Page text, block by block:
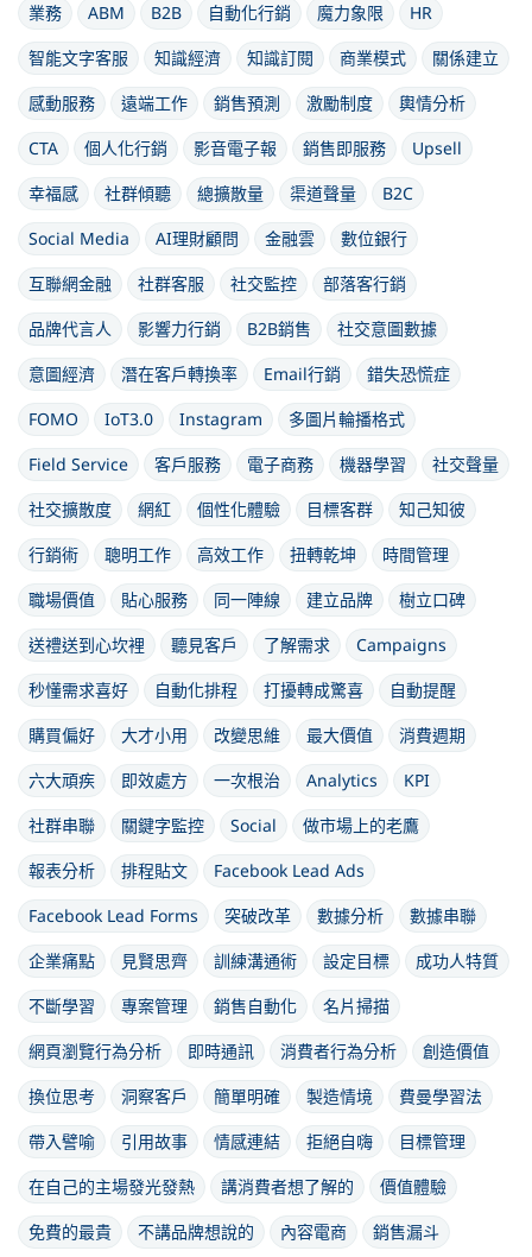
業務
ABM B2B 自動化行銷 魔力象限
HR
智能文字客服
知識經濟 知識訂閱 商業模式
關係建立
感動服務
遠端工作 銷售預測 激勵制度
輿情分析
CTA
個人化行銷 影音電子報 銷售即服務
Upsell
幸福感
社群傾聽 總擴散量 渠道聲量
B2C
Social Media
AI理財顧問 金融雲
數位銀行
互聯網金融
社群客服 社交監控
部落客行銷
品牌代言人
影響力行銷 B2B銷售
社交意圖數據
意圖經濟
潛在客戶轉換率 Email行銷
錯失恐慌症
FOMO
IoT3.0 Instagram
多圖片輪播格式
Field Service
客戶服務 電子商務 機器學習
社交聲量
社交擴散度
網紅 個性化體驗 目標客群
知己知彼
行銷術
聰明工作 高效工作 扭轉乾坤
時間管理
職場價值
貼心服務 同一陣線 建立品牌
樹立口碑
送禮送到心坎裡
聽見客戶 了解需求
Campaigns
秒懂需求喜好
自動化排程 打擾轉成驚喜
自動提醒
購買偏好
大才小用 改變思維 最大價值
消費週期
六大頑疾
即效處方 一次根治 Analytics
KPI
社群串聯
關鍵字監控 Social
做市場上的老鷹
報表分析
排程貼文
Facebook Lead Ads
Facebook Lead Forms
突破改革 數據分析
數據串聯
企業痛點
見賢思齊 訓練溝通術 設定目標
成功人特質
不斷學習
專案管理 銷售自動化
名片掃描
網頁瀏覽行為分析
即時通訊 消費者行為分析
創造價值
換位思考
洞察客戶 簡單明確 製造情境
費曼學習法
帶入譬喻
引用故事 情感連結 拒絕自嗨
目標管理
在自己的主場發光發熱
講消費者想了解的
價值體驗
免費的最貴
不講品牌想說的 內容電商
銷售漏斗